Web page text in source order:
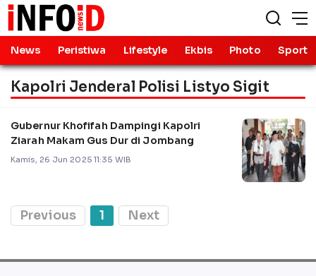
News Peristiwa Lifestyle Ekbis Photo Sport
Kapolri Jenderal Polisi Listyo Sigit
Gubernur Khofifah Dampingi Kapolri
Ziarah Makam Gus Dur di Jombang
Kamis, 26 Jun 2025 11:35 WIB
Previous 1 Next